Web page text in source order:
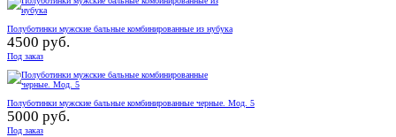
Полуботинки мужские бальные комбинированные из нубука
4500 руб.
Под заказ
Полуботинки мужские бальные комбинированные черные. Мод. 5
5000 руб.
Под заказ